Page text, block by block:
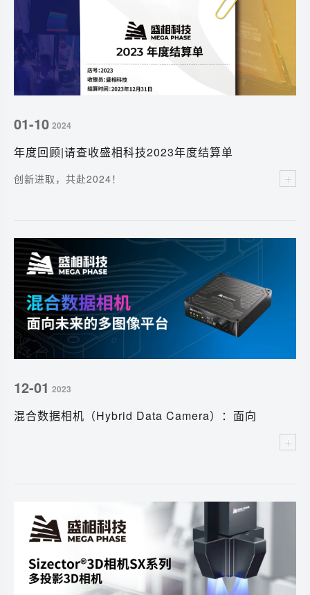
01-10 2024
年度回顾|请查收盛相科技2023年度结算单
创新进取，共赴2024！
12-01 2023
混合数据相机（Hybrid Data Camera）：面向